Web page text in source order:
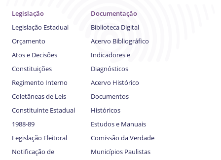
Legislação
Legislação Estadual
Orçamento
Atos e Decisões
Constituições
Regimento Interno
Coletâneas de Leis
Constituinte Estadual
1988-89
Legislação Eleitoral
Notificação de
Documentação
Biblioteca Digital
Acervo Bibliográfico
Indicadores e
Diagnósticos
Acervo Histórico
Documentos
Históricos
Estudos e Manuais
Comissão da Verdade
Municípios Paulistas